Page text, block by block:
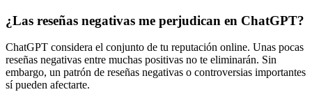
¿Las reseñas negativas me perjudican en ChatGPT?
ChatGPT considera el conjunto de tu reputación online. Unas pocas
reseñas negativas entre muchas positivas no te eliminarán. Sin
embargo, un patrón de reseñas negativas o controversias importantes
sí pueden afectarte.